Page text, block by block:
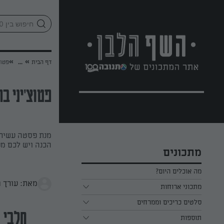
מתכונים
מה אוכלים היום?
מתכוני ארוחות
ארוחת בוקר
ארוחת צהריים
סלטים כריכים וממרחים
כל הסלטים כריכים וממרחים
תוספות
דף הבית »
...
»
פטוצ'יני
מנת פסטה
הכנה ויש לכם
מאת: עורך